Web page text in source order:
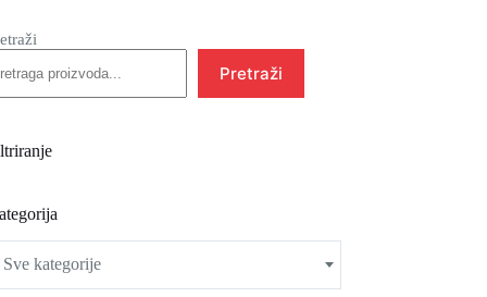
Pretraži
Sve kategorije